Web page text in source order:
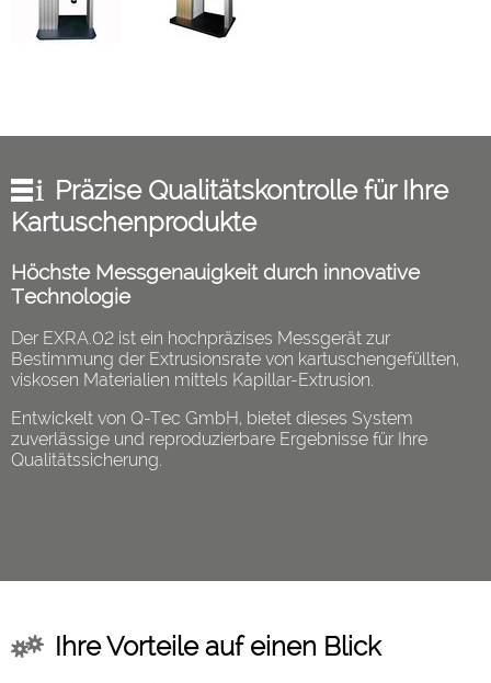
Präzise Qualitätskontrolle für Ihre
Kartuschenprodukte
Höchste Messgenauigkeit durch innovative
Technologie
Der EXRA.02 ist ein hochpräzises Messgerät zur
Bestimmung der Extrusionsrate von kartuschengefüllten,
viskosen Materialien mittels Kapillar-Extrusion.
Entwickelt von Q-Tec GmbH, bietet dieses System
zuverlässige und reproduzierbare Ergebnisse für Ihre
Qualitätssicherung.
Ihre Vorteile auf einen Blick